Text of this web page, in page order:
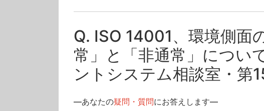
Q. ISO 14001、環境側面
常」と「非通常」につい
ントシステム相談室・第
―あなたの疑問・質問にお答えします—